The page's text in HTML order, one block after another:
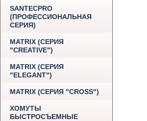
SANTECPRO
(ПРОФЕССИОНАЛЬНАЯ
СЕРИЯ)
MATRIX (СЕРИЯ
"CREATIVE")
MATRIX (СЕРИЯ
"ELEGANT")
MATRIX (СЕРИЯ "CROSS")
ХОМУТЫ
БЫСТРОСЪЕМНЫЕ